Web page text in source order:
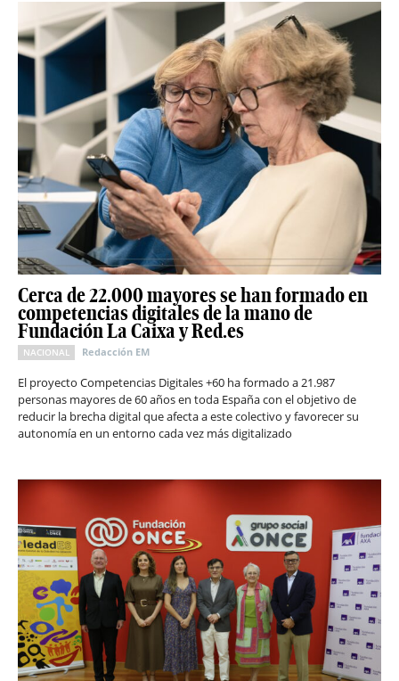
Cerca de 22.000 mayores se han formado en
competencias digitales de la mano de
Fundación La Caixa y Red.es
NACIONAL Redacción EM
El proyecto Competencias Digitales +60 ha formado a 21.987
personas mayores de 60 años en toda España con el objetivo de
reducir la brecha digital que afecta a este colectivo y favorecer su
autonomía en un entorno cada vez más digitalizado